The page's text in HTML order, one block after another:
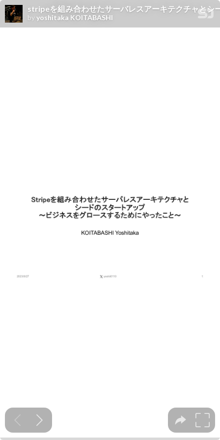
stripeを組み合わせたサーバレスアーキテクチャとシ
byyoshitaka KOITABASHI